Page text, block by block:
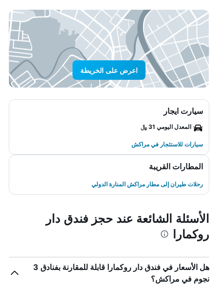
اعرض على الخريطة
سيارت ايجار
المعدل اليومي 31 ﷼
سيارات للاستئجار في مراكش
المطارات القريبة
رحلات طيران إلى مطار مراكش المنارة الدولي
الأسئلة الشائعة عند حجز فندق دار
روكمارا
هل الأسعار في فندق دار روكمارا قابلة للمقارنة بفنادق 3
نجوم في مراكش؟